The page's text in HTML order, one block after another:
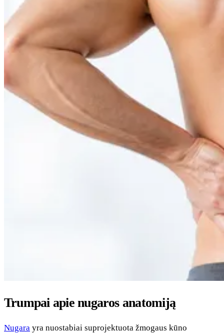
Trumpai apie nugaros anatomiją
Nugara yra nuostabiai suprojektuota žmogaus kūno